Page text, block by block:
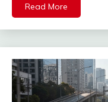
Read More